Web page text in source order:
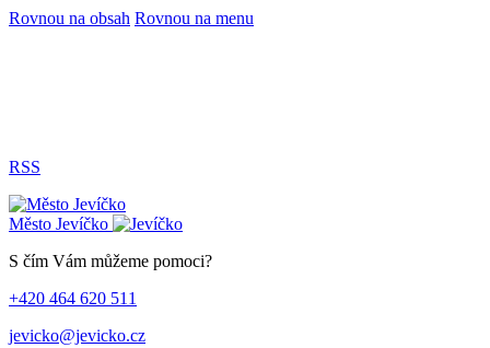
Rovnou na obsah Rovnou na menu
RSS
Město Jevíčko
S čím Vám můžeme pomoci?
+420 464 620 511
jevicko@jevicko.cz